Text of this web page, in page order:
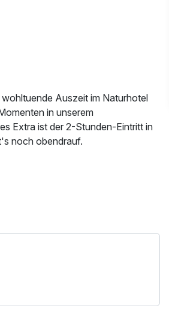
Auszeit im Naturhotel
in unserem
Extra ist der 2-Stunden-Eintritt in
noch obendrauf.
/ Internetnutzung,